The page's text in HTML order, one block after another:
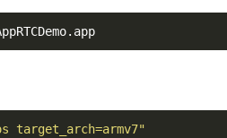
target_arch=armv7"